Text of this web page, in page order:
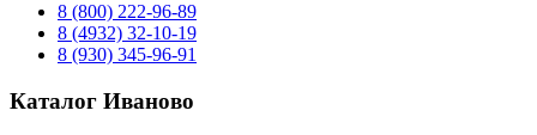
8 (800) 222-96-89
8 (4932) 32-10-19
8 (930) 345-96-91
Каталог Иваново